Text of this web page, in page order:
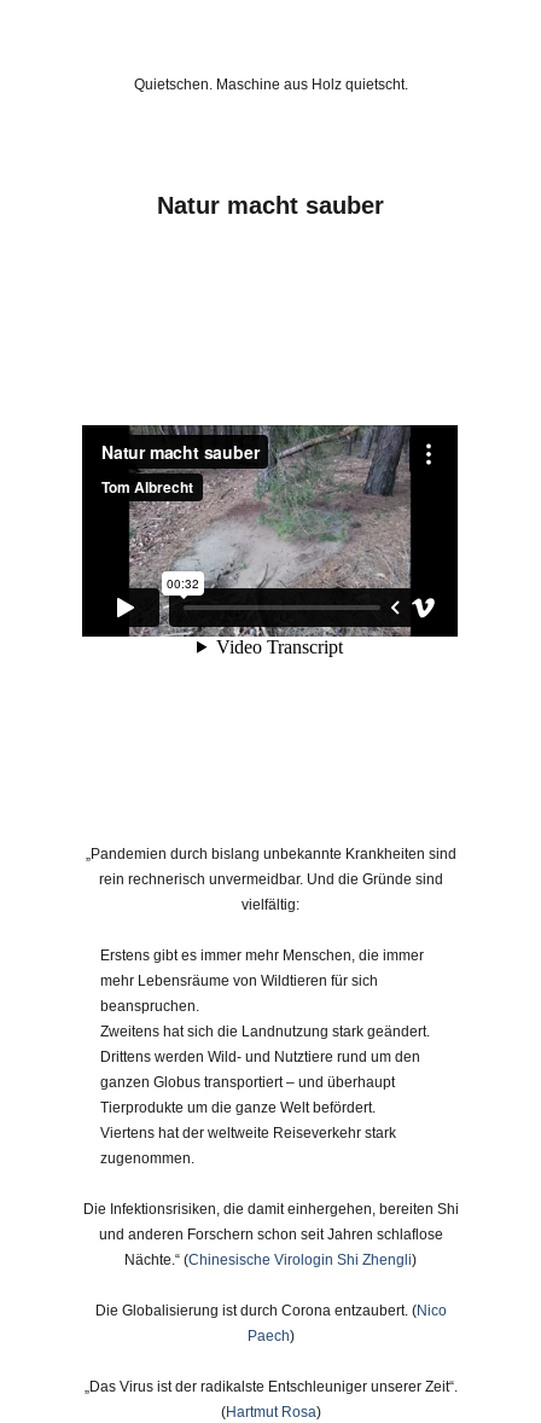
Quietschen. Maschine aus Holz quietscht.
Natur macht sauber
„Pandemien durch bislang unbekannte Krankheiten sind
rein rechnerisch unvermeidbar. Und die Gründe sind
vielfältig:
Erstens gibt es immer mehr Menschen, die immer
mehr Lebensräume von Wildtieren für sich
beanspruchen.
Zweitens hat sich die Landnutzung stark geändert.
Drittens werden Wild- und Nutztiere rund um den
ganzen Globus transportiert – und überhaupt
Tierprodukte um die ganze Welt befördert.
Viertens hat der weltweite Reiseverkehr stark
zugenommen.
Die Infektionsrisiken, die damit einhergehen, bereiten Shi
und anderen Forschern schon seit Jahren schlaflose
Nächte.“ (Chinesische Virologin Shi Zhengli)
Die Globalisierung ist durch Corona entzaubert. (Nico
Paech)
„Das Virus ist der radikalste Entschleuniger unserer Zeit“.
(Hartmut Rosa)